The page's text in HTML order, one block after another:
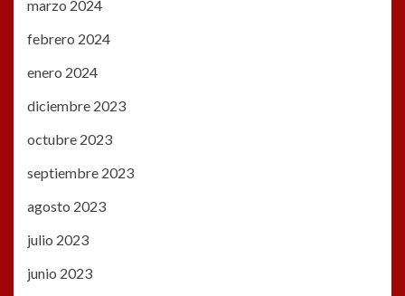
marzo 2024
febrero 2024
enero 2024
diciembre 2023
octubre 2023
septiembre 2023
agosto 2023
julio 2023
junio 2023